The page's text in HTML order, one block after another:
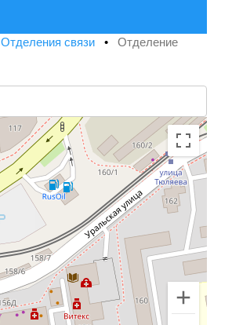
Отделения связи • Отделение